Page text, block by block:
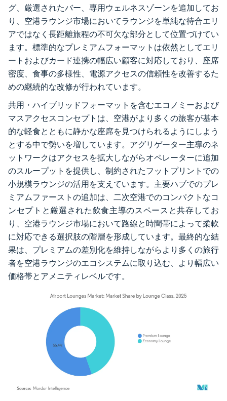
グ、厳選されたバー、専用ウェルネスゾーンを追加してお
り、空港ラウンジ市場においてラウンジを単純な待合エリ
アではなく長距離旅程の不可欠な部分として位置づけてい
ます。標準的なプレミアムフォーマットは依然としてエリ
ートおよびカード連携の幅広い顧客に対応しており、座席
密度、食事の多様性、電源アクセスの信頼性を改善するた
めの継続的な改修が行われています。
共用・ハイブリッドフォーマットを含むエコノミーおよび
マスアクセスコンセプトは、空港がより多くの旅客が基本
的な軽食とともに静かな座席を見つけられるようにしよう
とする中で勢いを増しています。アグリゲーター主導のネ
ットワークはアクセスを拡大しながらオペレーターに追加
のスループットを提供し、制約されたフットプリントでの
小規模ラウンジの活用を支えています。主要ハブでのプレ
ミアムファーストの追加は、二次空港でのコンパクトなコ
ンセプトと厳選された飲食主導のスペースと共存してお
り、空港ラウンジ市場において路線と時間帯によって柔軟
に対応できる選択肢の階層を形成しています。最終的な結
果は、プレミアムの差別化を維持しながらより多くの旅行
者を空港ラウンジのエコシステムに取り込む、より幅広い
価格帯とアメニティレベルです。